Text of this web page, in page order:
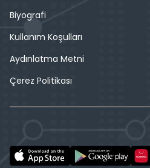
Biyografi
Kullanım Koşulları
Aydınlatma Metni
Çerez Politikası